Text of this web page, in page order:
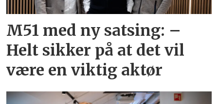
M51 med ny satsing: –
Helt sikker på at det vil
være en viktig aktør